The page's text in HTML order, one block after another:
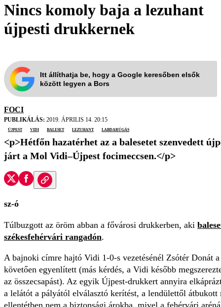
Nincs komoly baja a lezuhant
újpesti drukkernek
Itt állíthatja be, hogy a Google keresőben elsők
között legyen a Bors
FOCI
PUBLIKÁLÁS: 2019. ÁPRILIS 14. 20:15
Újpest
Vidi baleset lezuhant labdarúgás
<p>Hétfőn hazatérhet az a balesetet szenvedett
járt a Mol Vidi–Újpest focimeccsen.</p>
sz-ó
Túlbuzgott az öröm abban a fővárosi drukkerben, aki
székesfehérvári rangadón.
A bajnoki címre hajtó Vidi 1-0-s vezetésénél Zsótér Donát
követően egyenlített (más kérdés, a Vidi később
az összecsapást). Az egyik Újpest-drukkert annyira
a lelátót a pályától elválasztó kerítést, a lendülettől